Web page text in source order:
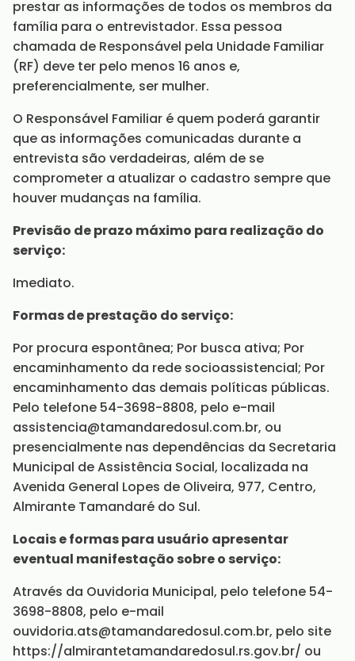
prestar as informações de todos os membros da
família para o entrevistador. Essa pessoa
chamada de Responsável pela Unidade Familiar
(RF) deve ter pelo menos 16 anos e,
preferencialmente, ser mulher.
O Responsável Familiar é quem poderá garantir
que as informações comunicadas durante a
entrevista são verdadeiras, além de se
comprometer a atualizar o cadastro sempre que
houver mudanças na família.
Previsão de prazo máximo para realização do
serviço:
Imediato.
Formas de prestação do serviço:
Por procura espontânea; Por busca ativa; Por
encaminhamento da rede socioassistencial; Por
encaminhamento das demais políticas públicas.
Pelo telefone 54-3698-8808, pelo e-mail
assistencia@tamandaredosul.com.br, ou
presencialmente nas dependências da Secretaria
Municipal de Assistência Social, localizada na
Avenida General Lopes de Oliveira, 977, Centro,
Almirante Tamandaré do Sul.
Locais e formas para usuário apresentar
eventual manifestação sobre o serviço:
Através da Ouvidoria Municipal, pelo telefone 54-
3698-8808, pelo e-mail
ouvidoria.ats@tamandaredosul.com.br, pelo site
https://almirantetamandaredosul.rs.gov.br/ ou